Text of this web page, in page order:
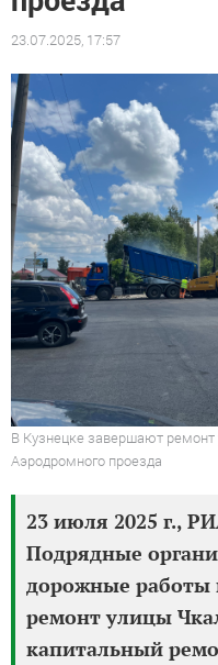
23.07.2025, 17:57
В Кузнецке завершают
Аэродромного проезда
23 июля 2025 г.,
Подрядные
дорожные работы
ремонт улицы
капитальный